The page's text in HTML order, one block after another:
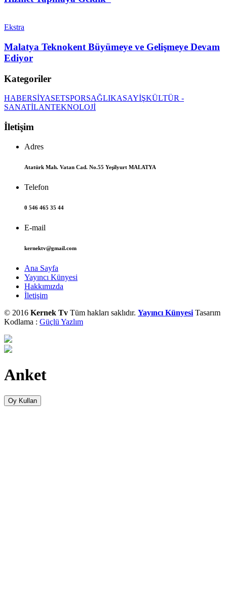
Ekstra
Malatya Teknokent Büyümeye ve Gelişmeye Devam
Ediyor
Kategoriler
HABERSİYASETSPORSAĞLIKASAYİŞKÜLTÜR -
SANATİLANTEKNOLOJİ
İletişim
Adres
Atatürk Mah. Vatan Cad. No.55 Yeşilyurt MALATYA
Telefon
0 546 465 35 44
E-mail
kernektv@gmail.com
Ana Sayfa
Yayıncı Künyesi
Hakkımızda
İletişim
© 2016 Kernek Tv Tüm hakları saklıdır. Yayıncı Künyesi Tasarım
Kodlama : Güçlü Yazlım
Anket